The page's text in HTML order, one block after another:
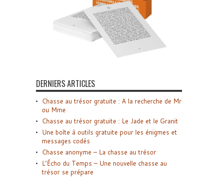
DERNIERS ARTICLES
Chasse au trésor gratuite : A la recherche de Mr
ou Mme
Chasse au trésor gratuite : Le Jade et le Granit
Une boîte à outils gratuite pour les énigmes et
messages codés
Chasse anonyme – La chasse au trésor
L’Écho du Temps – Une nouvelle chasse au
trésor se prépare